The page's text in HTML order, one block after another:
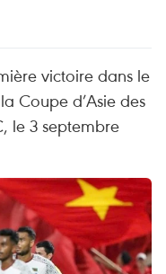
victoire dans le
Coupe d’Asie des
le 3 septembre